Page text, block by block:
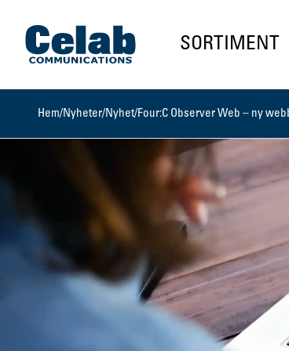
Gå till startsidan
SORTIMENT
Hem/ Nyheter/ Nyhet/Four:C Observer Web – ny